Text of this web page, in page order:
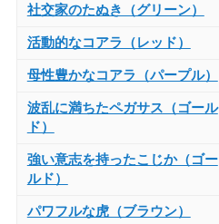
社交家のたぬき（グリーン）
活動的なコアラ（レッド）
母性豊かなコアラ（パープル）
波乱に満ちたペガサス（ゴール
ド）
強い意志を持ったこじか（ゴー
ルド）
パワフルな虎（ブラウン）